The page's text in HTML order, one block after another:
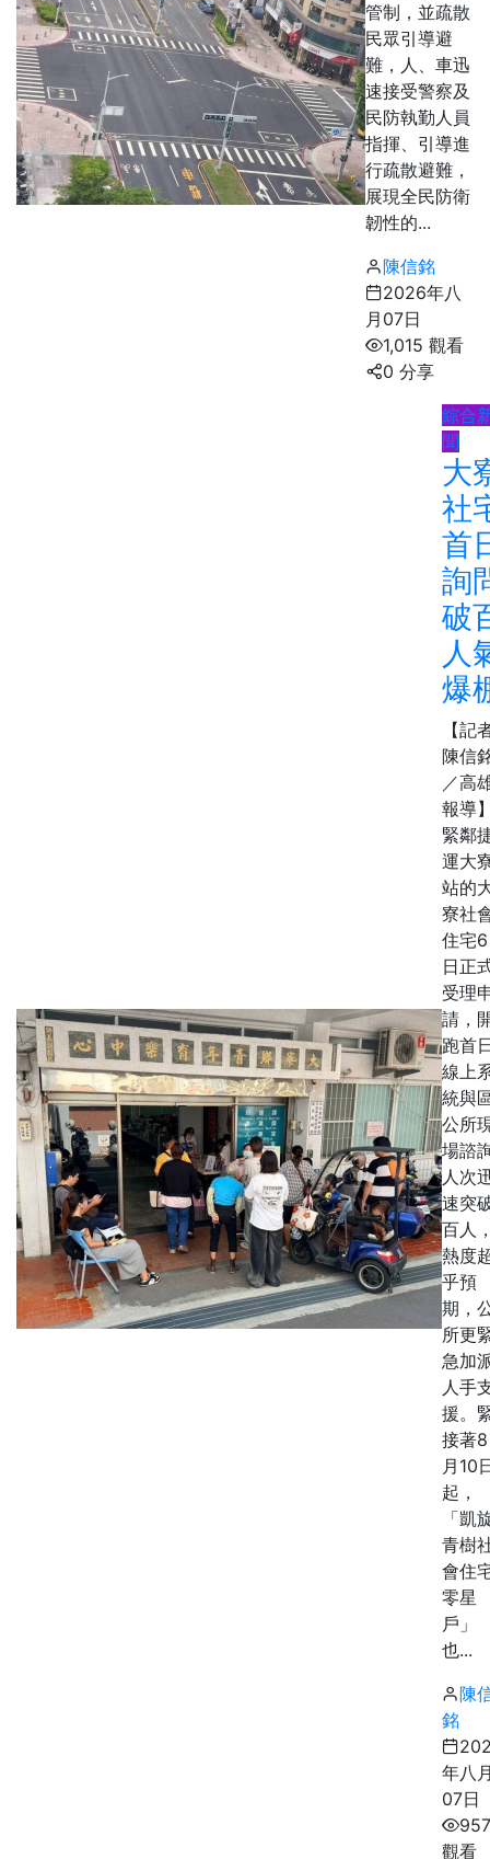
管制，並疏散
民眾引導避
難，人、車迅
速接受警察及
民防執勤人員
指揮、引導進
行疏散避難，
展現全民防衛
韌性的...
陳信銘
2026年八
月07日
1,015 觀看
0 分享
綜合
聞
大
社
首
詢
破
人
爆
【記
陳信
／高
報導
緊鄰
運大
站的
寮社
住宅6
日正
受理
請，
跑首
線上
統與
公所
場諮
人次
速突
百人
熱度
乎預
期，
所更
急加
人手
援。
接著8
月10
起，
「凱
青樹
會住
零星
戶」
也...
陳
銘
年八
07日
957
觀看